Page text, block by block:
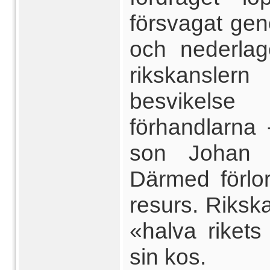
försvagat
och
son Johan
Därmed
resurs.
«halva
sin kos.